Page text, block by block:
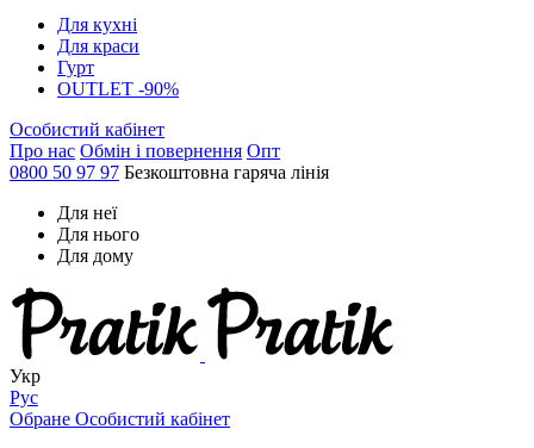
Для кухні
Для краси
Гурт
OUTLET -90%
Особистий кабінет
Про нас Обмін і повернення Опт
0800 50 97 97 Безкоштовна гаряча лінія
Для неї
Для нього
Для дому
Укр
Рус
Обране Особистий кабінет